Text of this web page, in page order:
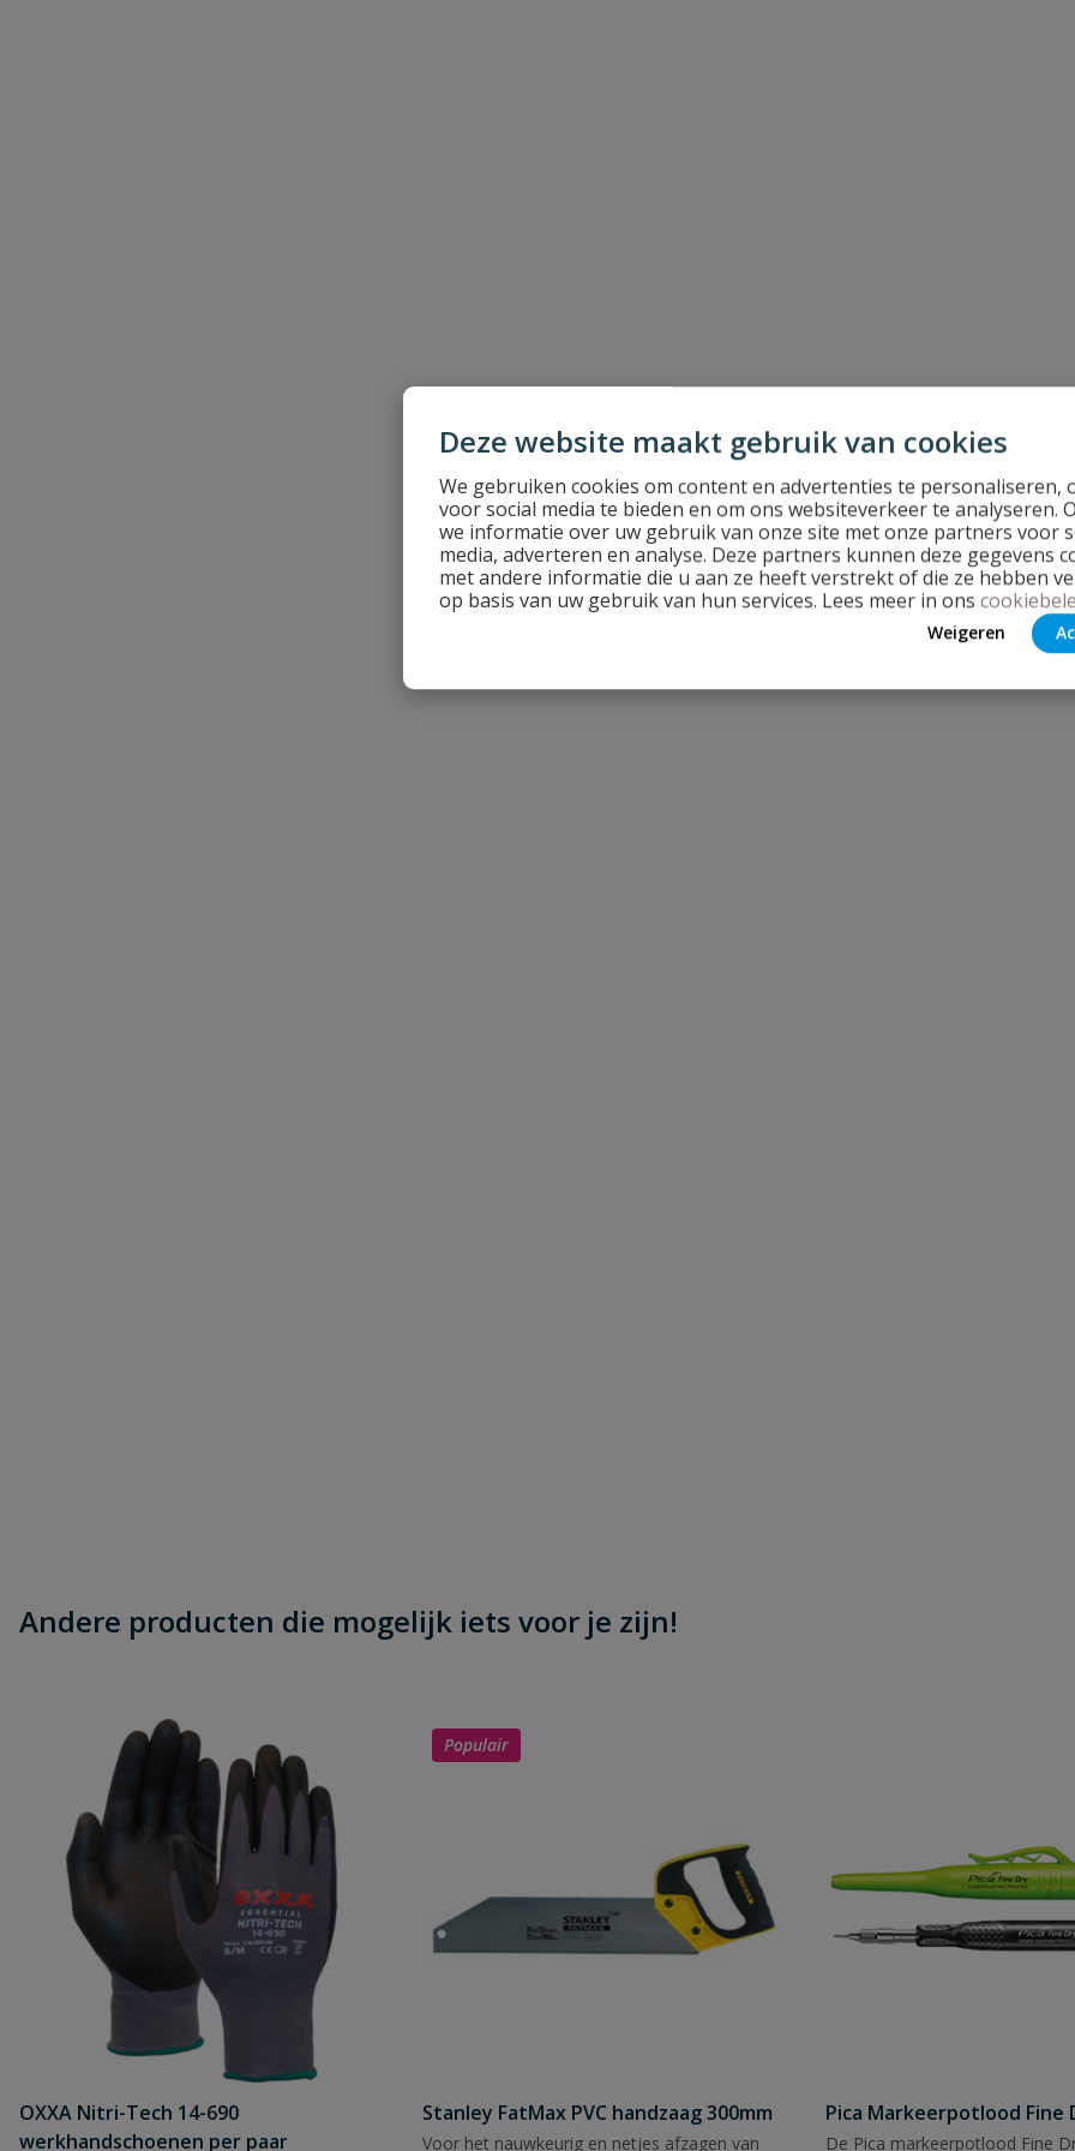
Deze website maakt gebruik van cookies
We gebruiken cookies om content en advertenties te personaliseren,
voor social media te bieden en om ons websiteverkeer te analyseren.
we informatie over uw gebruik van onze site met onze partners voor
media, adverteren en analyse. Deze partners kunnen deze gegevens
met andere informatie die u aan ze heeft verstrekt of die ze hebben
op basis van uw gebruik van hun services. Lees meer in ons
Weigeren
Andere producten die mogelijk iets voor je zijn!
OXXA Nitri-Tech 14-690
werkhandschoenen per paar
Populair
Stanley FatMax PVC handzaag 300mm
Voor het nauwkeurig en netjes afzagen van
Pica Markeerpotlood Fine
De Pica markeerpotlood Fine